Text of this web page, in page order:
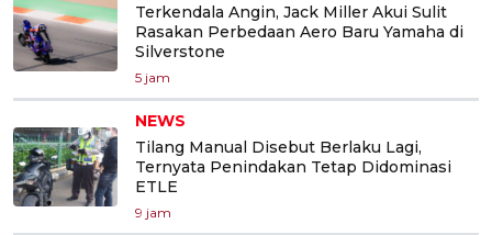
Terkendala Angin, Jack Miller Akui Sulit
Rasakan Perbedaan Aero Baru Yamaha di
Silverstone
5 jam
NEWS
Tilang Manual Disebut Berlaku Lagi,
Ternyata Penindakan Tetap Didominasi
ETLE
9 jam